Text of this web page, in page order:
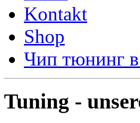
Kontakt
Shop
Чип тюнинг
Tuning -